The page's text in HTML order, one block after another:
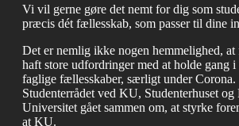
Vi vil gerne gøre det nemt for dig som
præcis dét fællesskab, som passer til dine
Det er nemlig ikke nogen hemmelighed,
haft store udfordringer med at holde gang i
faglige fællesskaber, særligt under
Studenterrådet ved KU, Studenterhuset og
Universitet gået sammen om, at styrke
at KU.